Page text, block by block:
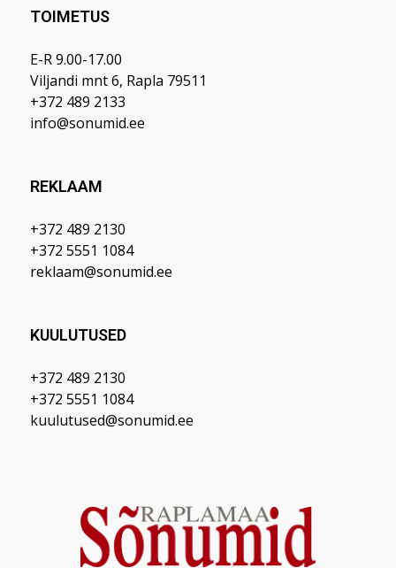
TOIMETUS
E-R 9.00-17.00
Viljandi mnt 6, Rapla 79511
+372 489 2133
info@sonumid.ee
REKLAAM
+372 489 2130
+372 5551 1084
reklaam@sonumid.ee
KUULUTUSED
+372 489 2130
+372 5551 1084
kuulutused@sonumid.ee